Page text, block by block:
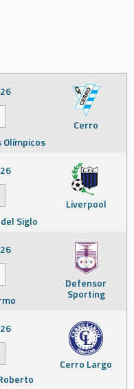
Cerro
Olímpicos
Liverpool
Siglo
Defensor
Sporting
Cerro Largo